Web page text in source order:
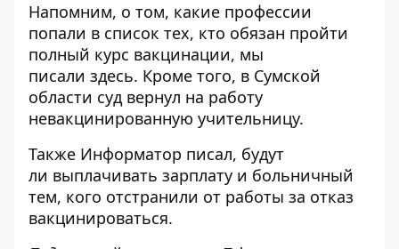
Напомним, о том, какие профессии
попали в список тех, кто обязан пройти
полный курс вакцинации, мы
писали здесь. Кроме того, в Сумской
области суд вернул на работу
невакцинированную учительницу.
Также Информатор писал, будут
ли выплачивать зарплату и больничный
тем, кого отстранили от работы за отказ
вакцинироваться.